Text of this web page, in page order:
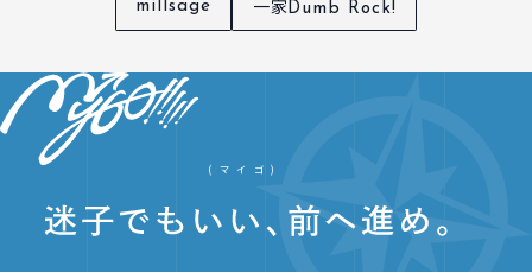
millsage 一家Dumb Rock!
(マイゴ)